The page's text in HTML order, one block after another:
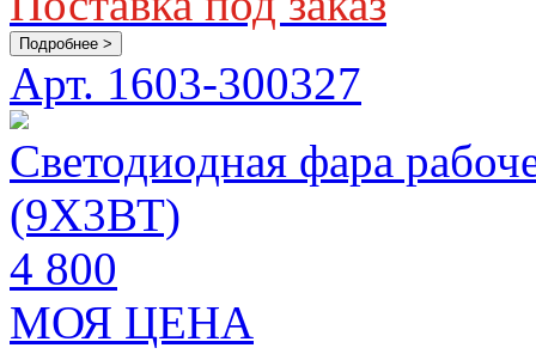
Подробнее >
Арт. 1603-300327
Светодиодная фара
(9Х3ВТ)
4 800
МОЯ ЦЕНА